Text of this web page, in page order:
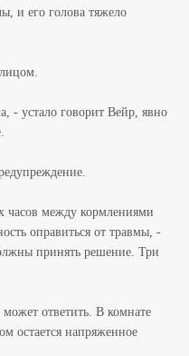
и его голова тяжело
- устало говорит Вейр, явно
между кормлениями
оправиться от травмы, -
принять решение. Три
ответить. В комнате
остается напряженное